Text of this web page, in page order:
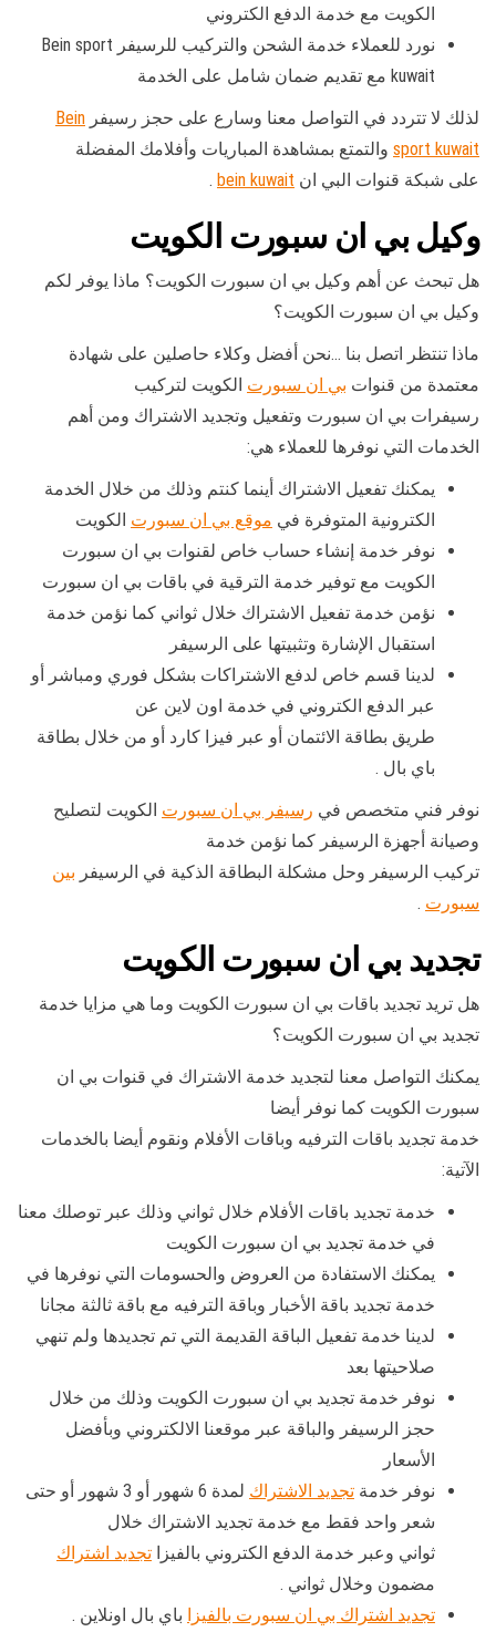
الكويت مع خدمة الدفع الكتروني
نورد للعملاء خدمة الشحن والتركيب للرسيفر Bein sport
kuwait مع تقديم ضمان شامل على الخدمة
لذلك لا تتردد في التواصل معنا وسارع على حجز رسيفر Bein
sport kuwait والتمتع بمشاهدة المباريات وأفلامك المفضلة
على شبكة قنوات البي ان bein kuwait
.
وكيل بي ان سبورت الكويت
هل تبحث عن أهم وكيل بي ان سبورت الكويت؟ ماذا يوفر لكم
وكيل بي ان سبورت الكويت؟
ماذا تنتظر اتصل بنا …نحن أفضل وكلاء حاصلين على شهادة
معتمدة من قنوات بي ان سبورت الكويت لتركيب
رسيفرات بي ان سبورت وتفعيل وتجديد الاشتراك ومن أهم
الخدمات التي نوفرها للعملاء هي:
يمكنك تفعيل الاشتراك أينما كنتم وذلك من خلال الخدمة
الكترونية المتوفرة في موقع بي ان سبورت الكويت
نوفر خدمة إنشاء حساب خاص لقنوات بي ان سبورت
الكويت مع توفير خدمة الترقية في باقات بي ان سبورت
نؤمن خدمة تفعيل الاشتراك خلال ثواني كما نؤمن خدمة
استقبال الإشارة وتثبيتها على الرسيفر
لدينا قسم خاص لدفع الاشتراكات بشكل فوري ومباشر أو
عبر الدفع الكتروني في خدمة اون لاين عن
طريق بطاقة الائتمان أو عبر فيزا كارد أو من خلال بطاقة
باي بال .
نوفر فني متخصص في رسيفر بي ان سبورت الكويت لتصليح
وصيانة أجهزة الرسيفر كما نؤمن خدمة
تركيب الرسيفر وحل مشكلة البطاقة الذكية في الرسيفر بين
سبورت .
تجديد بي ان سبورت الكويت
هل تريد تجديد باقات بي ان سبورت الكويت وما هي مزايا خدمة
تجديد بي ان سبورت الكويت؟
يمكنك التواصل معنا لتجديد خدمة الاشتراك في قنوات بي ان
سبورت الكويت كما نوفر أيضا
خدمة تجديد باقات الترفيه وباقات الأفلام ونقوم أيضا بالخدمات
الآتية:
خدمة تجديد باقات الأفلام خلال ثواني وذلك عبر توصلك معنا
في خدمة تجديد بي ان سبورت الكويت
يمكنك الاستفادة من العروض والحسومات التي نوفرها في
خدمة تجديد باقة الأخبار وباقة الترفيه مع باقة ثالثة مجانا
لدينا خدمة تفعيل الباقة القديمة التي تم تجديدها ولم تنهي
صلاحيتها بعد
نوفر خدمة تجديد بي ان سبورت الكويت وذلك من خلال
حجز الرسيفر والباقة عبر موقعنا الالكتروني وبأفضل
الأسعار
نوفر خدمة تجديد الاشتراك
لمدة 6 شهور أو 3 شهور أو حتى
شعر واحد فقط مع خدمة تجديد الاشتراك خلال
ثواني وعبر خدمة الدفع الكتروني بالفيزا تجديد اشتراك
مضمون وخلال ثواني .
تجديد اشتراك بي ان سبورت بالفيزا باي بال اونلاين .